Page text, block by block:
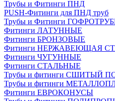
Трубы и Фитинги ПНД
PUSH-Фитинги для ПНД труб
Трубы и Фитинги
Фитинги ЛАТУННЫЕ
Фитинги БРОНЗОВЫЕ
Фитинги НЕРЖАВЕЮЩАЯ
Фитинги ЧУГУННЫЕ
Фитинги СТАЛЬНЫЕ
Трубы и фитинги СШИТЫЙ
Трубы и фитинги
Фитинги ЕВРОКОНУСЫ